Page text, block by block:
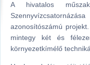
A hivatalos
azonosítószámú
mintegy két és
környezetkímélő